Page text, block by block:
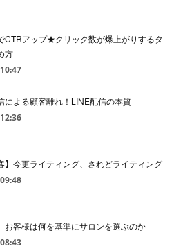
CTRアップ★クリック数が爆上がりするタ
方
による顧客離れ！LINE配信の本質
】今更ライティング、されどライティング
お客様は何を基準にサロンを選ぶのか